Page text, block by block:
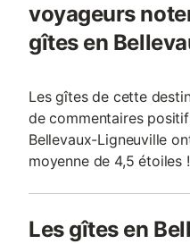
voyageurs
gîtes en
Les gîtes de cette
de commentaires
Bellevaux-Ligneuville
moyenne de 4,5 étoiles !
Les gîtes en